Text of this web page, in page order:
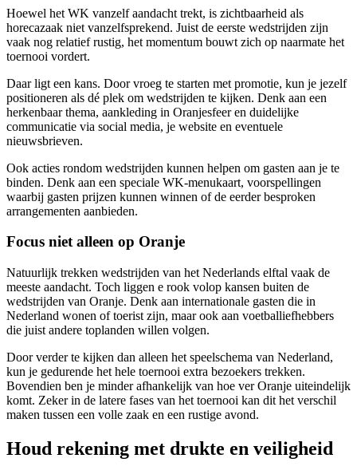
Hoewel het WK vanzelf aandacht trekt, is zichtbaarheid als
horecazaak niet vanzelfsprekend. Juist de eerste wedstrijden zijn
vaak nog relatief rustig, het momentum bouwt zich op naarmate het
toernooi vordert.
Daar ligt een kans. Door vroeg te starten met promotie, kun je jezelf
positioneren als dé plek om wedstrijden te kijken. Denk aan een
herkenbaar thema, aankleding in Oranjesfeer en duidelijke
communicatie via social media, je website en eventuele
nieuwsbrieven.
Ook acties rondom wedstrijden kunnen helpen om gasten aan je te
binden. Denk aan een speciale WK-menukaart, voorspellingen
waarbij gasten prijzen kunnen winnen of de eerder besproken
arrangementen aanbieden.
Focus niet alleen op Oranje
Natuurlijk trekken wedstrijden van het Nederlands elftal vaak de
meeste aandacht. Toch liggen e rook volop kansen buiten de
wedstrijden van Oranje. Denk aan internationale gasten die in
Nederland wonen of toerist zijn, maar ook aan voetballiefhebbers
die juist andere toplanden willen volgen.
Door verder te kijken dan alleen het speelschema van Nederland,
kun je gedurende het hele toernooi extra bezoekers trekken.
Bovendien ben je minder afhankelijk van hoe ver Oranje uiteindelijk
komt. Zeker in de latere fases van het toernooi kan dit het verschil
maken tussen een volle zaak en een rustige avond.
Houd rekening met drukte en veiligheid